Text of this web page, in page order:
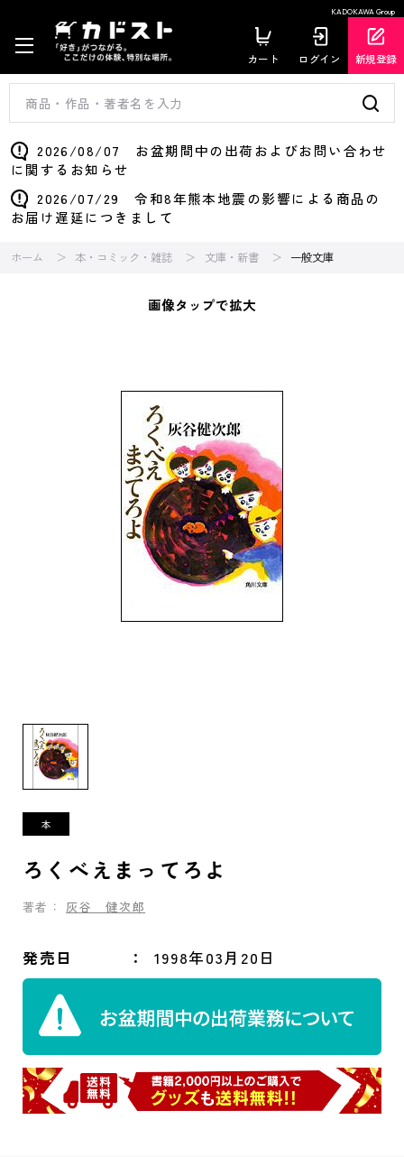
KADOKAWA Group
カート ログイン 新規登録
2026/08/07 お盆期間中の出荷およびお問い合わせ
に関するお知らせ
2026/07/29 令和8年熊本地震の影響による商品の
お届け遅延につきまして
ホーム 本・コミック・雑誌 文庫・新書 一般文庫
画像タップで拡大
ろくべえまってろよ
著者： 灰谷 健次郎
発売日 1998年03月20日